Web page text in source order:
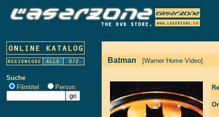
Suche
Filmtitel
Person
Batman [Warner Home Video]